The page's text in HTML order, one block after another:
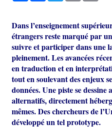
Dans l’enseignement
étrangers reste marqué par
suivre et participer dans une
pleinement. Les avancées
en traduction et en
tout en soulevant des enjeux
données. Une piste se
alternatifs, directement
mêmes. Des chercheurs de
développé un tel prototype.